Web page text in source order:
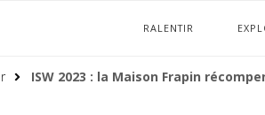
RALENTIR
ISW 2023 : la Maison Frapin